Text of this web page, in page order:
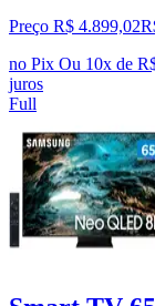
Preço R$ 4.899,02
no Pix Ou 10x de
juros
Full